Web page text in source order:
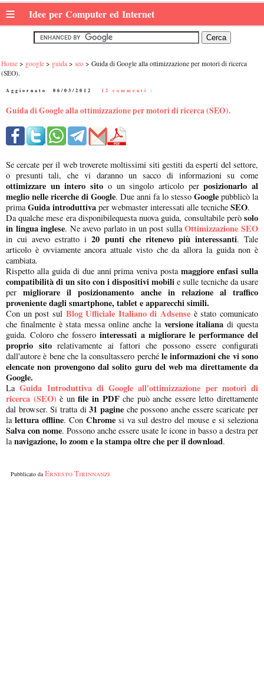
≡ Idee per Computer ed Internet
Home google guida seo
Guida di Google alla ottimizzazione per motori di ricerca
(SEO).
Aggiornato: 06/03/2012 12 commenti :
Guida di Google alla ottimizzazione per motori di ricerca (SEO).
Se cercate per il web troverete moltissimi siti gestiti da esperti del settore,
o presunti tali, che vi daranno un sacco di informazioni su come
ottimizzare un intero sito o un singolo articolo perposizionarlo al
meglio nelle ricerche di Google. Due anni fa lo stesso Google pubblicò la
primaGuida introduttiva per webmaster interessati alle tecniche SEO.
Da qualche mese era disponibilequesta nuova guida, consultabile però solo
in lingua inglese. Ne avevo parlato in un post sullaOttimizzazione SEO
in cui avevo estratto i20 punti che ritenevo più interessanti. Tale
articolo è ovviamente ancora attuale visto che da allora la guida non è
cambiata.
Rispetto alla guida di due anni prima veniva postamaggiore enfasi sulla
compatibilità di un sito con i dispositivi mobili e sulle tecniche da usare
permigliorare il posizionamento anche in relazione al traffico
proveniente dagli smartphone, tablet e apparecchi simili.
Con un post sul Blog Ufficiale Italiano di Adsense è stato comunicato
che finalmente è stata messa online anche laversione italiana di questa
guida. Coloro che fosserointeressati a migliorare le performance del
proprio sitorelativamente ai fattori che possono essere configurati
dall'autore è bene che la consultassero perchéle informazioni che vi sono
elencate non provengono dal solito guru del web ma direttamente da
Google.
LaGuida Introduttiva di Google all'ottimizzazione per motori di
ricerca (SEO) è unfile in PDFche può anche essere letto direttamente
dal browser. Si tratta di31 pagine che possono anche essere scaricate per
la lettura offline. Con Chrome si va sul destro del mouse e si seleziona
Salva con nome. Possono anche essere usate le icone in basso a destra per
lanavigazione, lo zoom e la stampa oltre che per il download.
Pubblicato daErnesto Tirinnanzi